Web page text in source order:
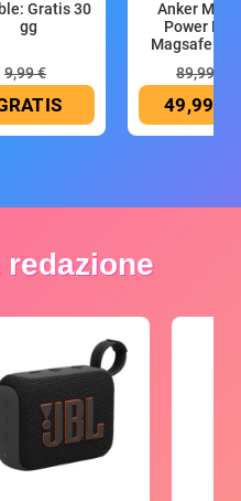
Gratis 30
gg
9,99 €
Anker
Power
Magsafe
89,99 €
49,99 €